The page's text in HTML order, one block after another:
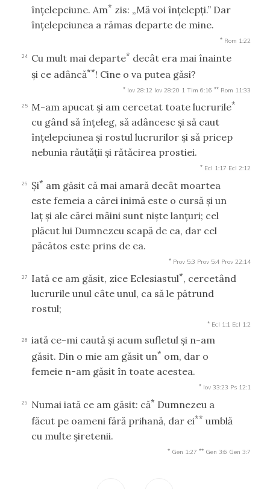
înţelepciune. Am* zis: „Mă voi înţelepţi.” Dar
înţelepciunea a rămas departe de mine.
* Rom 1:22
24 Cu mult mai departe* decât era mai înainte
şi ce adâncă**! Cine o va putea găsi?
* Iov 28:12 Iov 28:20 1 Tim 6:16 ** Rom 11:33
25 M-am apucat şi am cercetat toate lucrurile*
cu gând să înţeleg, să adâncesc şi să caut
înţelepciunea şi rostul lucrurilor şi să pricep
nebunia răutăţii şi rătăcirea prostiei.
* Ecl 1:17 Ecl 2:12
26 Şi* am găsit că mai amară decât moartea
este femeia a cărei inimă este o cursă şi un
laţ şi ale cărei mâini sunt nişte lanţuri; cel
plăcut lui Dumnezeu scapă de ea, dar cel
păcătos este prins de ea.
* Prov 5:3 Prov 5:4 Prov 22:14
27 Iată ce am găsit, zice Eclesiastul*, cercetând
lucrurile unul câte unul, ca să le pătrund
rostul;
* Ecl 1:1 Ecl 1:2
28
iată ce-mi caută şi acum sufletul şi n-am
găsit. Din o mie am găsit un* om, dar o
femeie n-am găsit în toate acestea.
* Iov 33:23 Ps 12:1
29 Numai iată ce am găsit: că* Dumnezeu a
făcut pe oameni fără prihană, dar ei** umblă
cu multe şiretenii.
* Gen 1:27 ** Gen 3:6 Gen 3:7